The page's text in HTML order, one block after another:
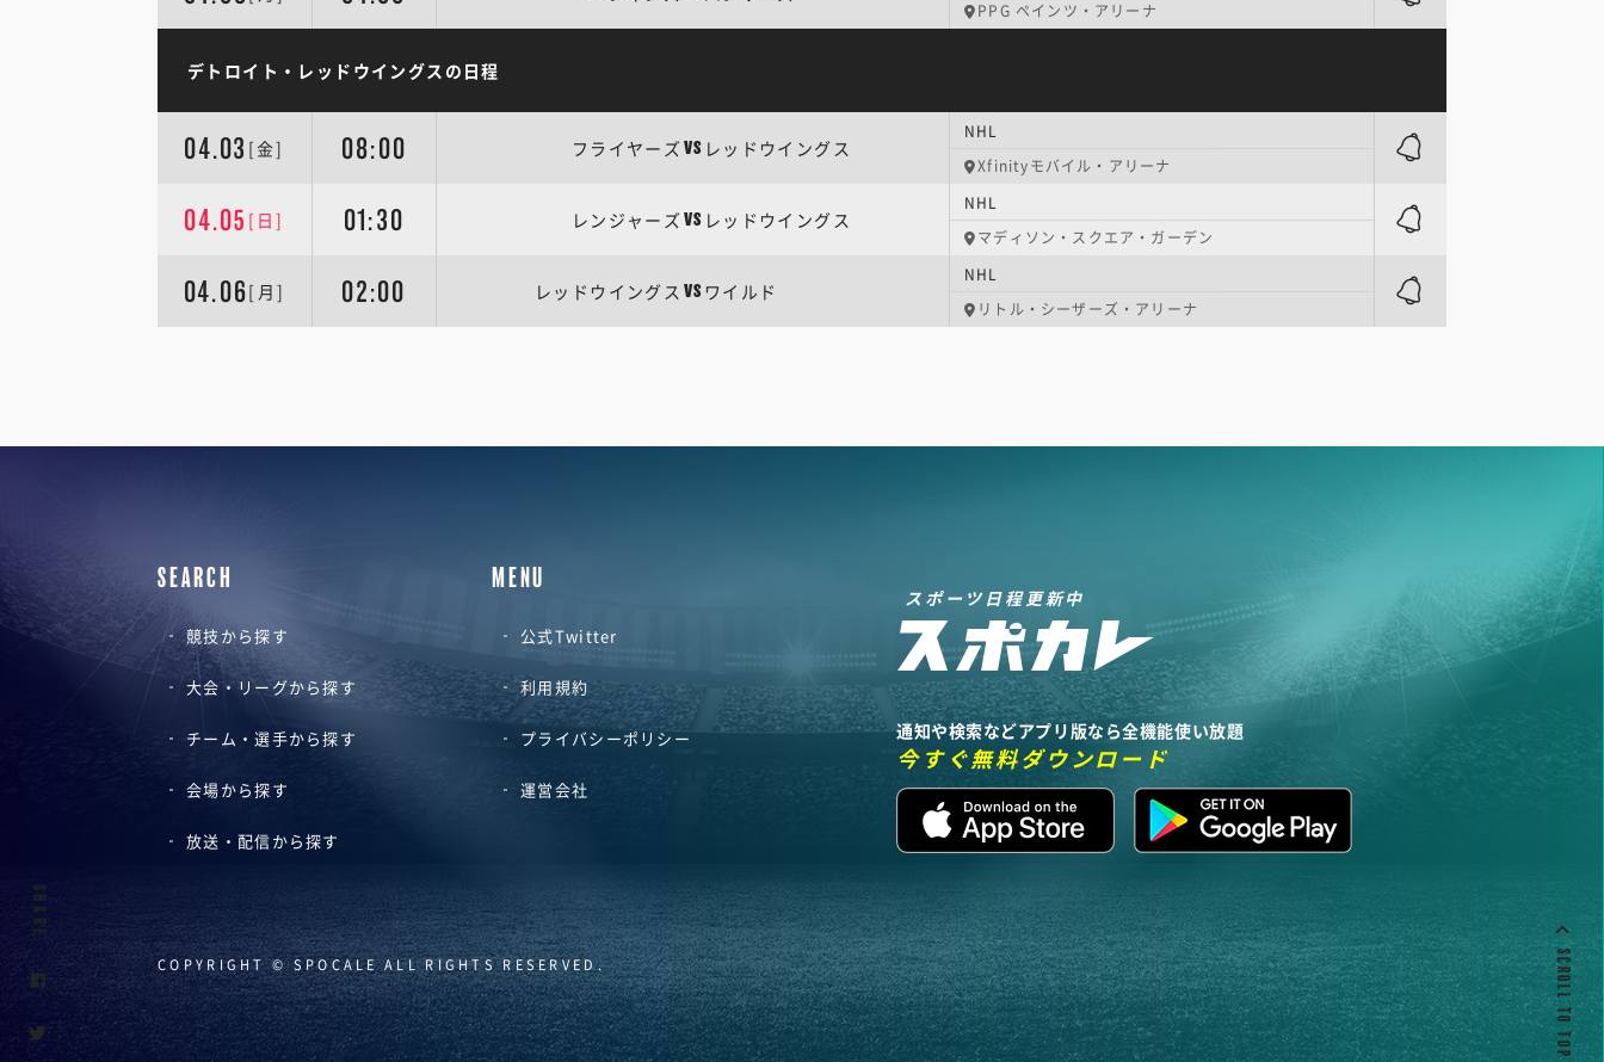
PPG ペインツ・アリーナ
デトロイト・レッドウイングスの日程
04.03 [金] 08:00 フライヤーズ VS レッドウイングス
NHL
Xfinityモバイル・アリーナ
04.05 [日] 01:30 レンジャーズ VS レッドウイングス
NHL
マディソン・スクエア・ガーデン
04.06[月] 02:00 レッドウイングス VS ワイルド
NHL
リトル・シーザーズ・アリーナ
SEARCH
競技から探す
大会・リーグから探す
チーム・選手から探す
会場から探す
放送・配信から探す
MENU
公式Twitter
利用規約
プライバシーポリシー
運営会社
スポーツ日程更新中
通知や検索などアプリ版なら全機能使い放題
今すぐ無料ダウンロード
COPYRIGHT © SPOCALE ALL RIGHTS RESERVED. SCROLL TO TOP
SHARE